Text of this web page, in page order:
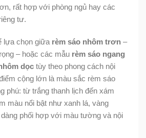
rất hợp với phòng ngủ hay các
tư.
lựa chọn giữa rèm sáo nhôm trơn –
– hoặc các mẫu rèm sáo ngang
dọc tùy theo phong cách nội
cộng lớn là màu sắc rèm sáo
phú: từ trắng thanh lịch đến xám
màu nổi bật như xanh lá, vàng
phối hợp với màu tường và nội